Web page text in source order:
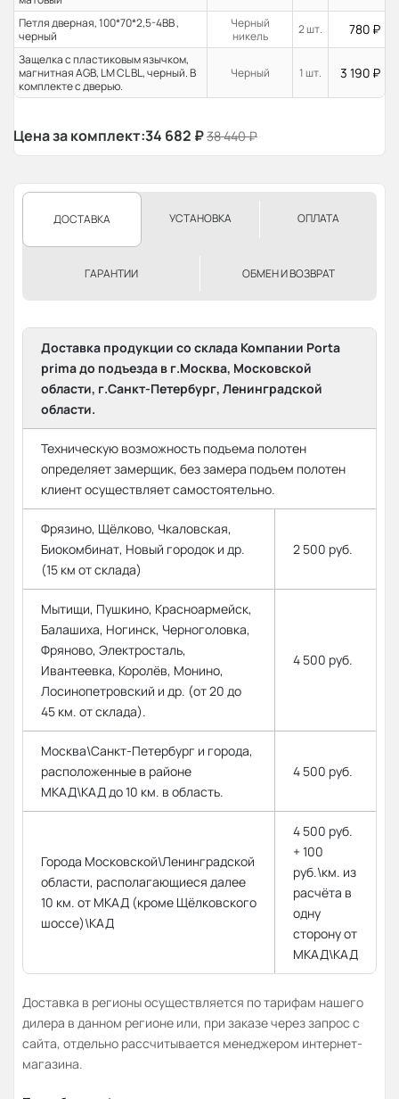
Петля дверная, 100*70*2,5-4ВВ ,
черный
Черный
никель
2 шт. 780 ₽
Защелка с пластиковым язычком,
магнитная AGB, LM CL BL, черный. В
комплекте с дверью.
Черный 1 шт. 3 190 ₽
Цена за комплект:34 682 ₽38 440₽
ДОСТАВКА УСТАНОВКА ОПЛАТА
ГАРАНТИИ ОБМЕН И ВОЗВРАТ
Доставка продукции со склада Компании Porta
prima до подъезда в г.Москва, Московской
области, г.Санкт-Петербург, Ленинградской
области.
Техническую возможность подъема полотен
определяет замерщик, без замера подъем полотен
клиент осуществляет самостоятельно.
Фрязино, Щёлково, Чкаловская,
Биокомбинат, Новый городок и др.
(15 км от склада)
2 500 руб.
Мытищи, Пушкино, Красноармейск,
Балашиха, Ногинск, Черноголовка,
Фряново, Электросталь,
Ивантеевка, Королёв, Монино,
Лосинопетровский и др. (от 20 до
45 км. от склада).
4 500 руб.
Москва\Санкт-Петербург и города,
расположенные в районе
МКАД\КАД до 10 км. в область.
4 500 руб.
Города Московской\Ленинградской
области, располагающиеся далее
10 км. от МКАД (кроме Щёлковского
шоссе)\КАД
4 500 руб.
+ 100
руб.\км. из
расчёта в
одну
сторону от
МКАД\КАД
Доставка в регионы осуществляется по тарифам нашего
дилера в данном регионе или, при заказе через запрос с
сайта, отдельно рассчитывается менеджером интернет-
магазина.